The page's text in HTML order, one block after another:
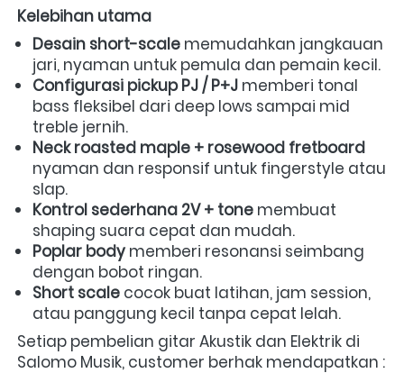
Kelebihan utama
Desain short-scale memudahkan jangkauan
jari, nyaman untuk pemula dan pemain kecil.
Configurasi pickup PJ / P+J memberi tonal
bass fleksibel dari deep lows sampai mid
treble jernih.
Neck roasted maple + rosewood fretboard
nyaman dan responsif untuk fingerstyle atau
slap.
Kontrol sederhana 2V + tone membuat
shaping suara cepat dan mudah.
Poplar body memberi resonansi seimbang
dengan bobot ringan.
Short scale cocok buat latihan, jam session,
atau panggung kecil tanpa cepat lelah.
Setiap pembelian gitar Akustik dan Elektrik di
Salomo Musik, customer berhak mendapatkan :